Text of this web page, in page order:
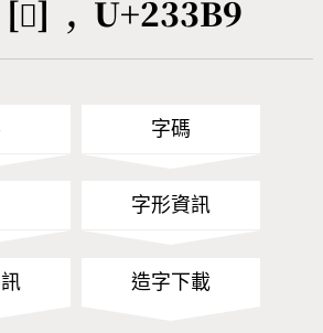
Unicode查詢
, U+233B9
字碼
字形資訊
造字下載